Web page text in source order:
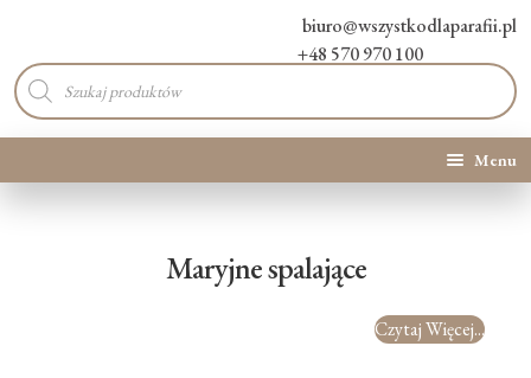
biuro@wszystkodlaparafii.pl
+48 570 970 100
Wyszukiwarka
produktów
Menu
Maryjne spalające
Czytaj Więcej...